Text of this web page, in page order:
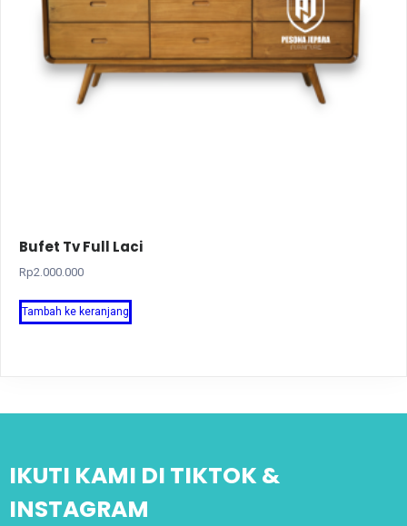
Bufet Tv Full Laci
Rp2.000.000
Tambah ke keranjang
IKUTI KAMI DI TIKTOK &
INSTAGRAM